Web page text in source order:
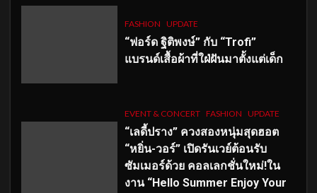
FASHION UPDATE
“ฟอร์ด ฐิติพงษ์” กับ “Trofi”
แบรนด์เสื้อผ้าที่ใฝ่ฝันมาตั้งแต่เด็ก
EVENT & CONCERT FASHION UPDATE
“เลดี้ปราง” ควงสองหนุ่มสุดฮอต
“หยิ่น-วอร์” เปิดรันเวย์ต้อนรับ
ซัมเมอร์ด้วย คอลเลกชั่นใหม่!ใน
งาน “Hello Summer Enjoy Your